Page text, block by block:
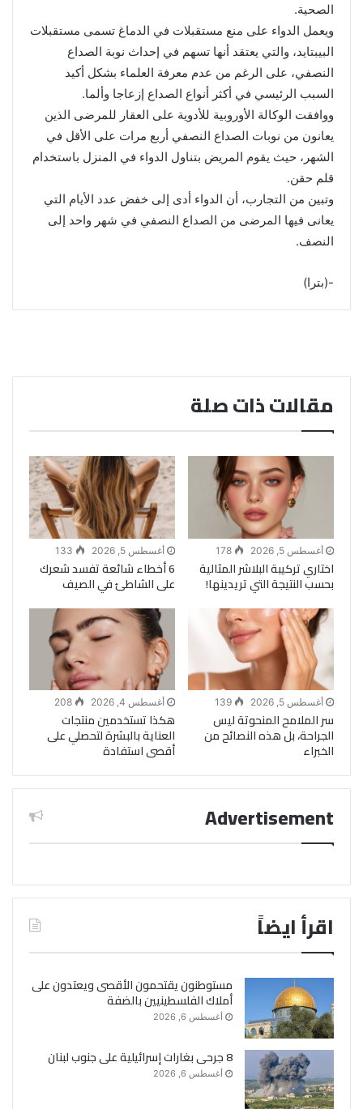
الصحية.
ويعمل الدواء على منع مستقبلات في الدماغ تسمى مستقبلات
البيبتايد، والتي يعتقد أنها تسهم في إحداث نوبة الصداع
النصفي، على الرغم من عدم معرفة العلماء بشكل أكيد
السبب الرئيسي في أكثر أنواع الصداع إزعاجا وألما.
ووافقت الوكالة الأوروبية للأدوية على العقار للمرضى الذين
يعانون من نوبات الصداع النصفي أربع مرات على الأقل في
الشهر، حيث يقوم المريض بتناول الدواء في المنزل باستخدام
قلم حقن.
وتبين من التجارب، أن الدواء أدى إلى خفض عدد الأيام التي
يعانى فيها المرضى من الصداع النصفي في شهر واحد إلى
النصف.
-(بترا)
مقالات ذات صلة
أغسطس 5, 2026 178
اختاري تركيبة البلاشر المثالية
بحسب النتيجة التي تريدينها!
أغسطس 5, 2026 133
6 أخطاء شائعة تفسد شعرك
على الشاطئ في الصيف
أغسطس 5, 2026 139
سر الملامح المنحوتة ليس
الجراحة، بل هذه النصائح من
الخبراء
أغسطس 4, 2026 208
هكذا تستخدمين منتجات
العناية بالبشرة لتحصلي على
أقصى استفادة
Advertisement
اقرأ ايضاً
مستوطنون يقتحمون الأقصى ويعتدون على
أملاك الفلسطينيين بالضفة
أغسطس 6, 2026
8 جرحى بغارات إسرائيلية على جنوب لبنان
أغسطس 6, 2026